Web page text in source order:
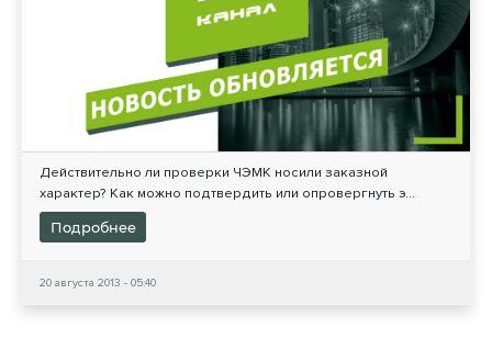
Действительно ли проверки ЧЭМК носили заказной
характер? Как можно подтвердить или опровергнуть э...
Подробнее
20 августа 2013 - 05:40